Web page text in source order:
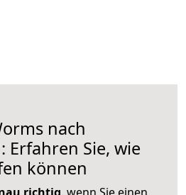
nach
Erfahren Sie, wie
können